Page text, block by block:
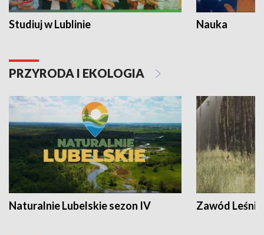
Studiuj w Lublinie Nauka
PRZYRODA I EKOLOGIA
Naturalnie Lubelskie sezon IV Zawód Leśnik